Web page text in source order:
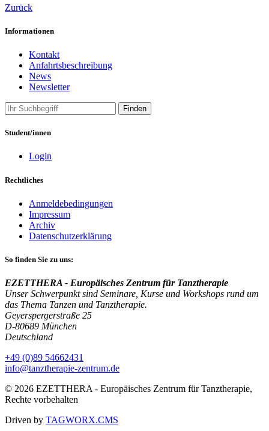
Zurück
Informationen
Kontakt
Anfahrtsbeschreibung
News
Newsletter
Finden
Student/innen
Login
Rechtliches
Anmeldebedingungen
Impressum
Archiv
Datenschutzerklärung
So finden Sie zu uns:
EZETTHERA - Europäisches Zentrum für Tanztherapie
Unser Schwerpunkt sind Seminare, Kurse und Workshops rund um
das Thema Tanzen und Tanztherapie.
Geyerspergerstraße 25
D-80689 München
Deutschland
+49 (0)89 54662431
info@tanztherapie-zentrum.de
© 2026 EZETTHERA - Europäisches Zentrum für Tanztherapie,
Rechte vorbehalten
Driven by TAGWORX.CMS